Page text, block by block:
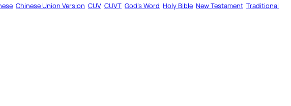
Chinese Union Version CUV CUVT God’s Word Holy Bible New Testament Traditional